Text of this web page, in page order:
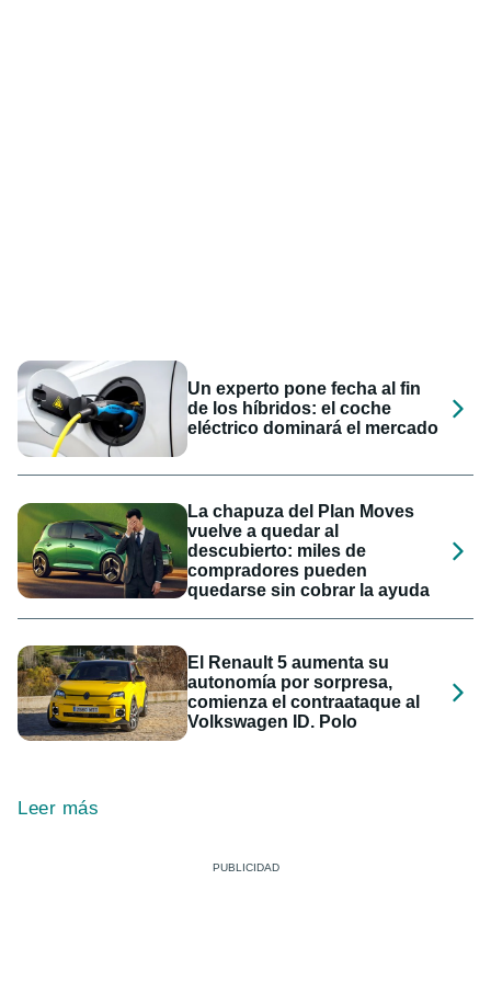
Un experto pone fecha al fin
de los híbridos: el coche
eléctrico dominará el mercado
La chapuza del Plan Moves
vuelve a quedar al
descubierto: miles de
compradores pueden
quedarse sin cobrar la ayuda
El Renault 5 aumenta su
autonomía por sorpresa,
comienza el contraataque al
Volkswagen ID. Polo
Leer más